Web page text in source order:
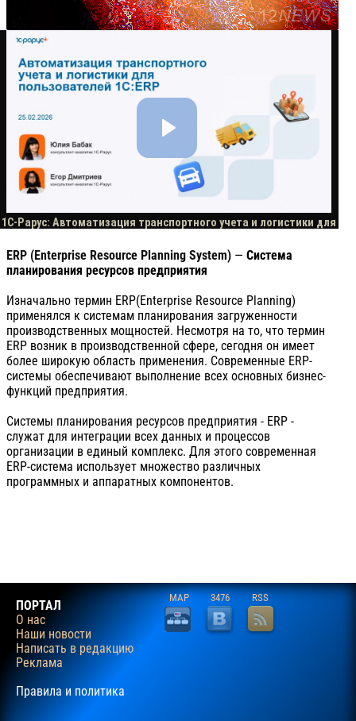
ERP (Enterprise Resource Planning System) — Система
планирования ресурсов предприятия
Изначально термин ERP(Enterprise Resource Planning)
применялся к системам планирования загруженности
производственных мощностей. Несмотря на то, что термин
ERP возник в производственной сфере, сегодня он имеет
более широкую область применения. Современные ERP-
системы обеспечивают выполнение всех основных бизнес-
функций предприятия.
Системы планирования ресурсов предприятия - ERP -
служат для интеграции всех данных и процессов
организации в единый комплекс. Для этого современная
ERP-система использует множество различных
программных и аппаратных компонентов.
ПОРТАЛ
О нас
Наши новости
Написать в редакцию
Реклама
Правила и политика
MAP 3476 RSS